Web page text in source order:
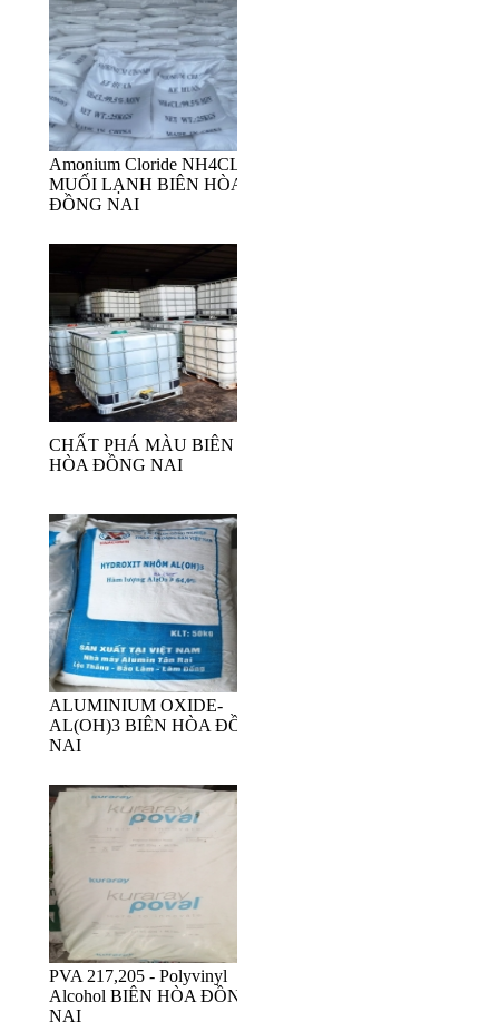
Amonium Cloride NH4CL-
MUỐI LẠNH BIÊN HÒA
ĐỒNG NAI
CHẤT PHÁ MÀU BIÊN
HÒA ĐỒNG NAI
ALUMINIUM OXIDE-
AL(OH)3 BIÊN HÒA ĐỒNG
NAI
PVA 217,205 - Polyvinyl
Alcohol BIÊN HÒA ĐỒNG
NAI